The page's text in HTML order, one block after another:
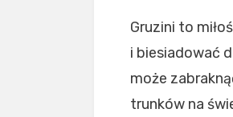
Gruzini to
i biesiadować
może
trunków na